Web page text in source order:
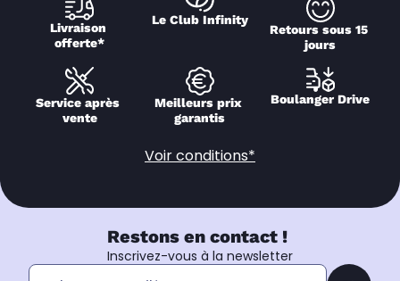
Livraison
offerte*
Le Club Infinity
Retours sous 15
jours
Service après
vente
Meilleurs prix
garantis
Boulanger Drive
Voir conditions*
Restons en contact !
Inscrivez-vous à la newsletter